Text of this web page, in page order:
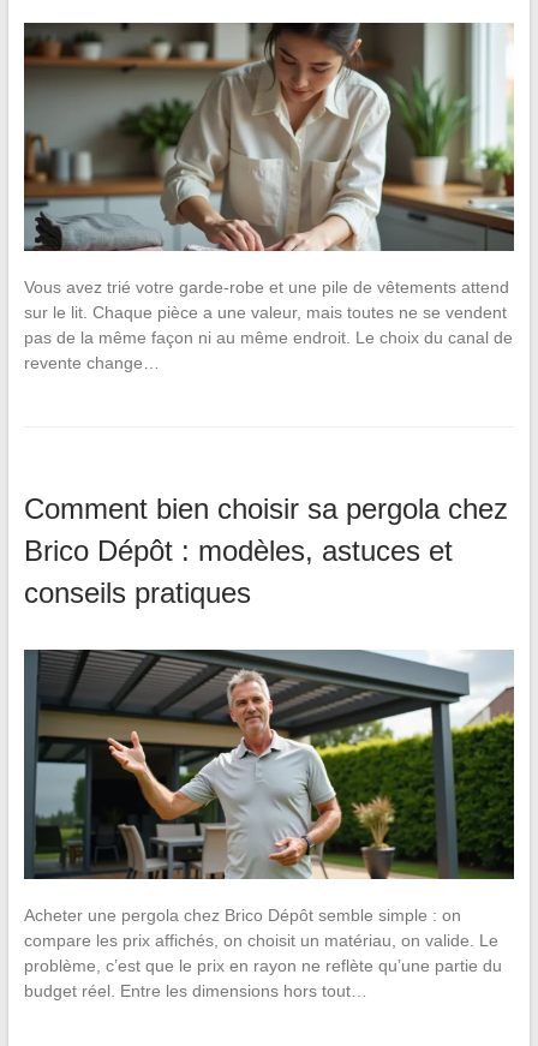
Vous avez trié votre garde-robe et une pile de vêtements attend
sur le lit. Chaque pièce a une valeur, mais toutes ne se vendent
pas de la même façon ni au même endroit. Le choix du canal de
revente change…
Comment bien choisir sa pergola chez
Brico Dépôt : modèles, astuces et
conseils pratiques
Acheter une pergola chez Brico Dépôt semble simple : on
compare les prix affichés, on choisit un matériau, on valide. Le
problème, c’est que le prix en rayon ne reflète qu’une partie du
budget réel. Entre les dimensions hors tout…